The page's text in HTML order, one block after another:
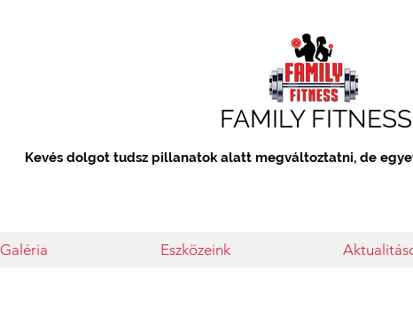
FAMILY FITNESS
Kevés dolgot tudsz pillanatok alatt megváltoztatni, de
Galéria Eszközeink